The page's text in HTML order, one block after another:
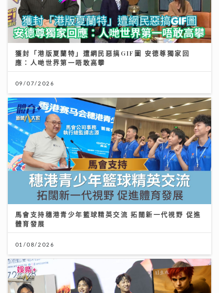
獲封「港版夏蘭特」遭網民惡搞GIF圖 安德尊獨家回
應：人哋世界第一唔敢高攀
09/07/2026
馬會支持穗港青少年籃球精英交流 拓闊新一代視野 促進
體育發展
01/08/2026